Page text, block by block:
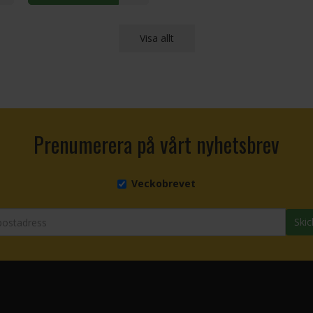
Visa allt
Prenumerera på vårt nyhetsbrev
Veckobrevet